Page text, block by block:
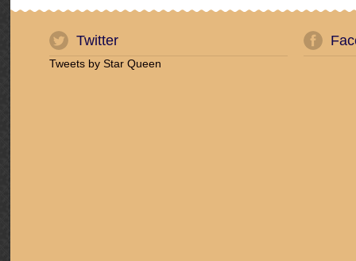
Twitter
Tweets by Star Queen